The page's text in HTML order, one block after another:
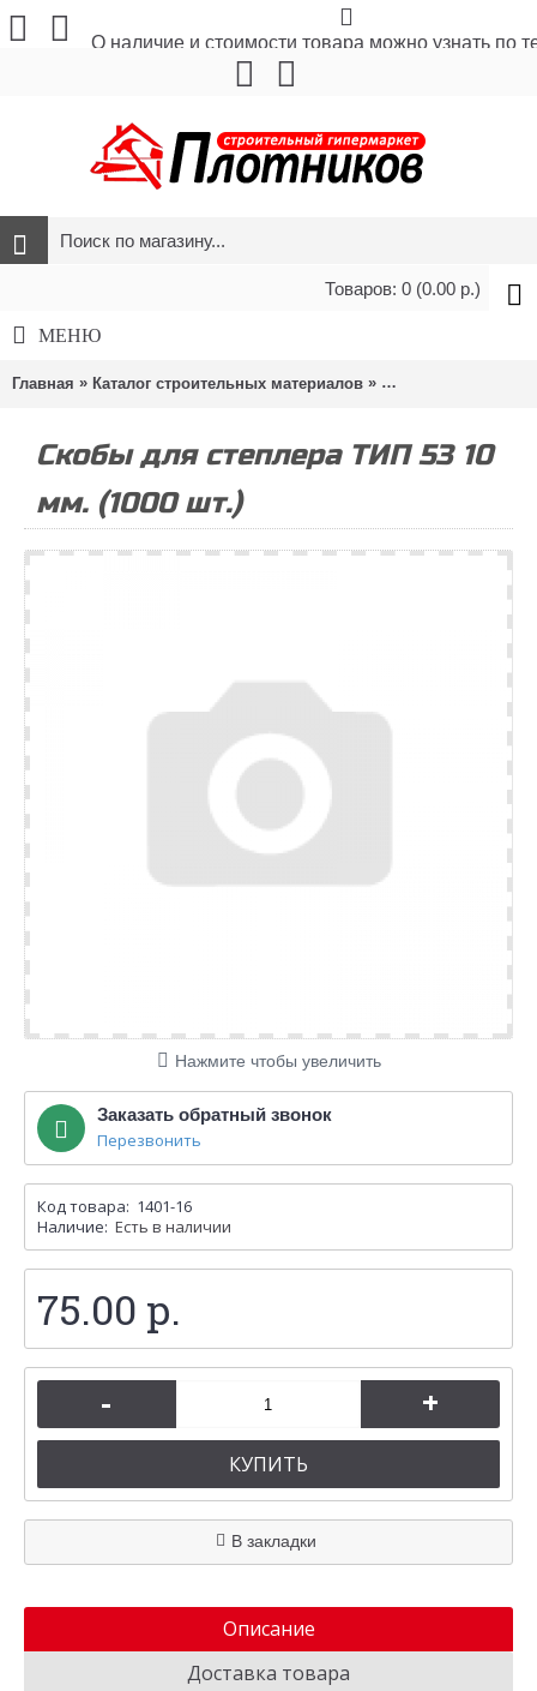
О наличие и стоимости товара можно узнать по
Товаров: 0 (0.00 р.)
МЕНЮ
Главная » Каталог строительных материалов » Метизы и крепёж
Скобы для степлера ТИП 53 10
мм. (1000 шт.)
Нажмите чтобы увеличить
Заказать обратный звонок
Перезвонить
Код товара: 1401-16
Наличие: Есть в наличии
75.00 р.
- +
КУПИТЬ
В закладки
Описание
Доставка товара